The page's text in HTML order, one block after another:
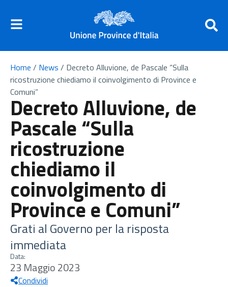
Home / News / Decreto Alluvione, de Pascale “Sulla
ricostruzione chiediamo il coinvolgimento di Province e
Comuni”
Decreto Alluvione, de
Pascale “Sulla
ricostruzione
chiediamo il
coinvolgimento di
Province e Comuni”
Grati al Governo per la risposta
immediata
Data:
23 Maggio 2023
Condividi